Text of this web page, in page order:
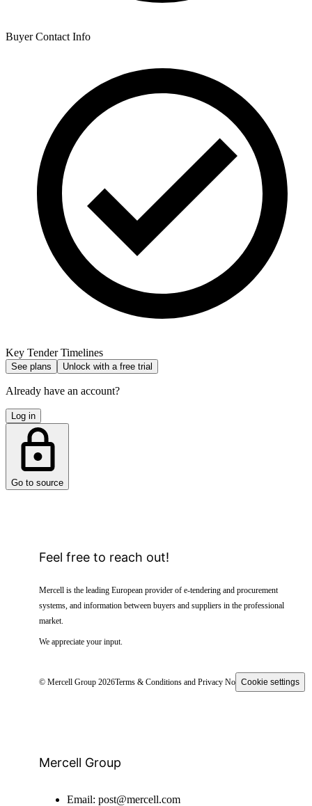
Buyer Contact Info
Key Tender Timelines
See plans Unlock with a free trial
Already have an account?
Log in
Go to source
Feel free to reach out!
Mercell is the leading European provider of e-tendering and procurement
systems, and information between buyers and suppliers in the professional
market.
We appreciate your input.
© Mercell Group 2026Terms & Conditions and Privacy NoticeCookie settings
Mercell Group
Email: post@mercell.com